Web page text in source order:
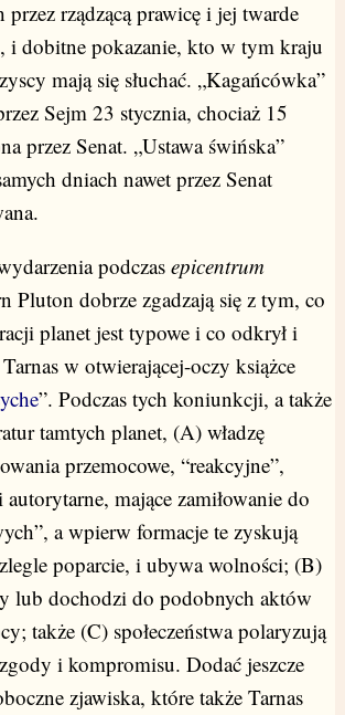
przez rządzącą prawicę i jej twarde
i dobitne pokazanie, kto w tym kraju
mają się słuchać. „Kagańcówka”
Sejm 23 stycznia, chociaż 15
przez Senat. „Ustawa świńska”
dniach nawet przez Senat
podczas epicentrum
Pluton dobrze zgadzają się z tym, co
planet jest typowe i co odkrył i
w otwierającej-oczy książce
”. Podczas tych koniunkcji, a także
tamtych planet, (A) władzę
przemocowe, “reakcyjne”,
mające zamiłowanie do
a wpierw formacje te zyskują
poparcie, i ubywa wolności; (B)
lub dochodzi do podobnych aktów
także (C) społeczeństwa polaryzują
i kompromisu. Dodać jeszcze
zjawiska, które także Tarnas